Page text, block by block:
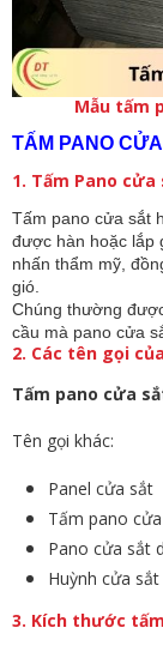
Mẫu tấm
TẤM PANO
1. Tấm Pano
Tấm pano cửa sắt
được hàn hoặc lắp
nhấn thẩm mỹ,
gió.
Chúng thường
cầu mà pano cửa
2. Các tên gọi
Tấm pano cửa
Tên gọi khác:
Panel cửa sắt
Tấm pano
Pano cửa sắt
Huỳnh cửa sắt
3. Kích thước